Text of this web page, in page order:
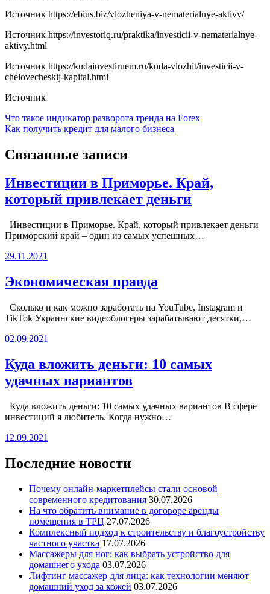
Источник https://ebius.biz/vlozheniya-v-nematerialnye-aktivy/
Источник https://investoriq.ru/praktika/investicii-v-nematerialnye-
aktivy.html
Источник https://kudainvestiruem.ru/kuda-vlozhit/investicii-v-
chelovecheskij-kapital.html
Источник
Навигация
по
записям
Что такое индикатор разворота тренда на Forex
Как получить кредит для малого бизнеса
Связанные записи
Инвестиции в Приморье. Край,
который привлекает деньги
Инвестиции в Приморье. Край, который привлекает деньги
Приморский край – один из самых успешных…
29.11.2021
Экономическая правда
Сколько и как можно заработать на YouTube, Instagram и
TikTok Украинские видеоблогеры зарабатывают десятки,…
02.09.2021
Куда вложить деньги: 10 самых
удачных вариантов
Куда вложить деньги: 10 самых удачных вариантов В сфере
инвестиций я любитель. Когда нужно…
12.09.2021
Последние новости
Почему онлайн-маркетплейсы стали основой
современного кредитования 30.07.2026
На что обратить внимание в договоре аренды
помещения в ТРЦ 27.07.2026
Комплексный подход к строительству и благоустройству
частного участка 17.07.2026
Массажеры для ног: как выбрать устройство для
домашнего ухода 03.07.2026
Лифтинг массажер для лица: как технологии меняют
домашний уход за кожей 03.07.2026